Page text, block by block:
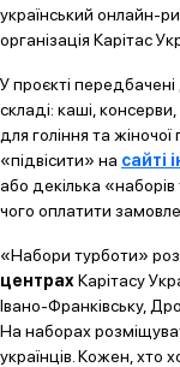
український онлайн-
організація Карітас
У проєкті
складі: каші, консерви,
для гоління та
«підвісити» на сайті
або декілька
чого оплатити
«Набори турботи»
центрах Карітасу
Івано-Франківську,
На наборах
українців. Кожен, хто